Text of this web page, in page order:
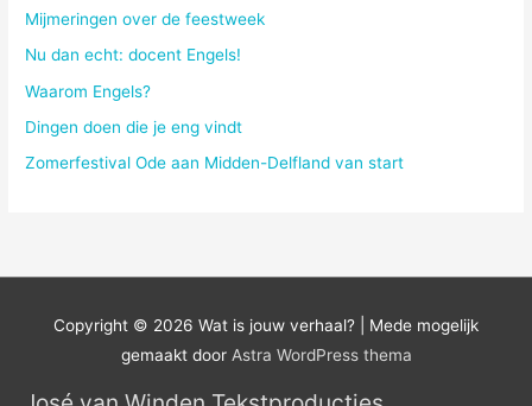
r
:
Mijmeringen over de feestweek
Nu dan echt: docent Engels!
Waarom Engels?
Dingen doen die je eng vindt
Zomerfestival Ode aan Midden-Delfland van start
Copyright © 2026 Wat is jouw verhaal? | Mede mogelijk
gemaakt door Astra WordPress thema